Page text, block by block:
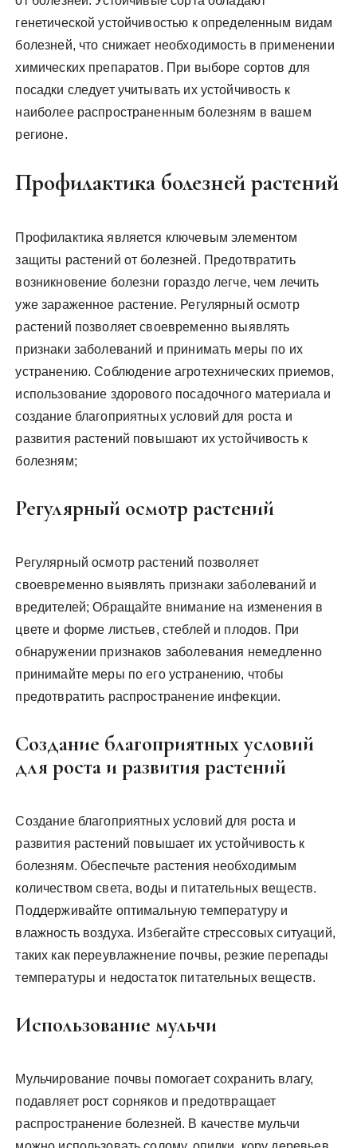
генетической устойчивостью к определенным видам
болезней, что снижает необходимость в применении
химических препаратов. При выборе сортов для
посадки следует учитывать их устойчивость к
наиболее распространенным болезням в вашем
регионе.
Профилактика болезней растений
Профилактика является ключевым элементом
защиты растений от болезней. Предотвратить
возникновение болезни гораздо легче, чем лечить
уже зараженное растение. Регулярный осмотр
растений позволяет своевременно выявлять
признаки заболеваний и принимать меры по их
устранению. Соблюдение агротехнических приемов,
использование здорового посадочного материала и
создание благоприятных условий для роста и
развития растений повышают их устойчивость к
болезням;
Регулярный осмотр растений
Регулярный осмотр растений позволяет
своевременно выявлять признаки заболеваний и
вредителей; Обращайте внимание на изменения в
цвете и форме листьев, стеблей и плодов. При
обнаружении признаков заболевания немедленно
принимайте меры по его устранению, чтобы
предотвратить распространение инфекции.
Создание благоприятных условий
для роста и развития растений
Создание благоприятных условий для роста и
развития растений повышает их устойчивость к
болезням. Обеспечьте растения необходимым
количеством света, воды и питательных веществ.
Поддерживайте оптимальную температуру и
влажность воздуха. Избегайте стрессовых ситуаций,
таких как переувлажнение почвы, резкие перепады
температуры и недостаток питательных веществ.
Использование мульчи
Мульчирование почвы помогает сохранить влагу,
подавляет рост сорняков и предотвращает
распространение болезней. В качестве мульчи